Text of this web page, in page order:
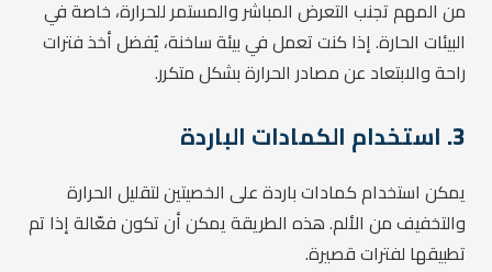
من المهم تجنب التعرض المباشر والمستمر للحرارة، خاصة في
البيئات الحارة. إذا كنت تعمل في بيئة ساخنة، يُفضل أخذ فترات
راحة والابتعاد عن مصادر الحرارة بشكل متكرر.
3. استخدام الكمادات الباردة
يمكن استخدام كمادات باردة على الخصيتين لتقليل الحرارة
والتخفيف من الألم. هذه الطريقة يمكن أن تكون فعّالة إذا تم
تطبيقها لفترات قصيرة.